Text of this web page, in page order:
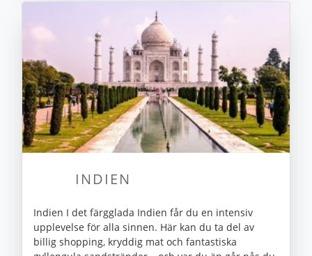
INDIEN
Indien I det färgglada Indien får du en intensiv
upplevelse för alla sinnen. Här kan du ta del av
billig shopping, kryddig mat och fantastiska